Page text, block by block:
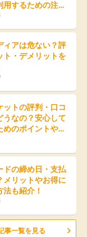
用するための注意
！
ィアは危ない？評
ト・デメリットを
ットの評判・口コ
うなの？安心して
めのポイントやお
紹介！
ドの締め日・支払
メリットやお得に
も紹介！
事一覧を見る